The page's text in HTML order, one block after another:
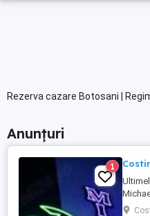
Rezerva cazare Botosani |
Anunțuri
1